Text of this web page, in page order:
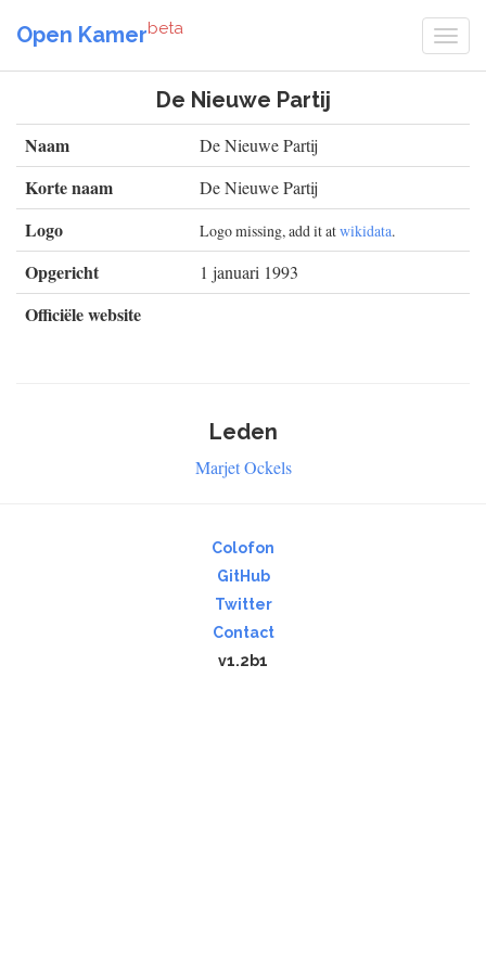
Open Kamerbeta
De Nieuwe Partij
Naam De Nieuwe Partij
Korte naam De Nieuwe Partij
Logo Logo missing, add it atwikidata.
Opgericht 1 januari 1993
Officiële website
Leden
Marjet Ockels
Colofon
GitHub
Twitter
Contact
v1.2b1